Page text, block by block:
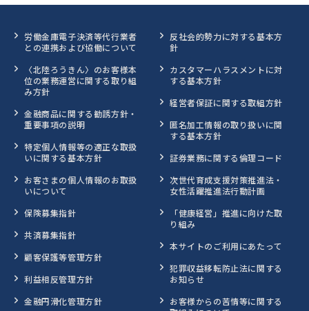
労働金庫電子決済等代行業者
との連携および協働について
〈北陸ろうきん〉のお客様本
位の業務運営に関する取り組
み方針
金融商品に関する勧誘方針・
重要事項の説明
特定個人情報等の適正な取扱
いに関する基本方針
お客さまの個人情報のお取扱
いについて
保険募集指針
共済募集指針
顧客保護等管理方針
利益相反管理方針
金融円滑化管理方針
反社会的勢力に対する基本方
針
カスタマーハラスメントに対
する基本方針
経営者保証に関する取組方針
匿名加工情報の取り扱いに関
する基本方針
証券業務に関する倫理コード
次世代育成支援対策推進法・
女性活躍推進法行動計画
「健康経営」推進に向けた取
り組み
本サイトのご利用にあたって
犯罪収益移転防止法に関する
お知らせ
お客様からの苦情等に関する